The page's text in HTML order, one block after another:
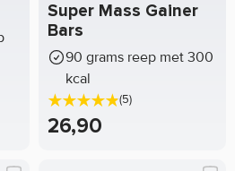
Super Mass Gainer
Bars
90 grams reep met 300
kcal
(5)
26,90